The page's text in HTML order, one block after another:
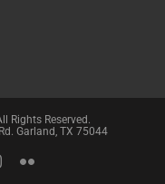
Rights Reserved.
Garland, TX 75044
Instagram
Flickr